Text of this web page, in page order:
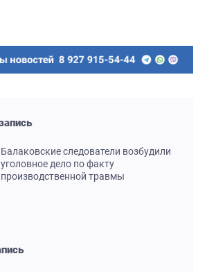
Балаковские следователи возбудили
уголовное дело по факту
производственной травмы